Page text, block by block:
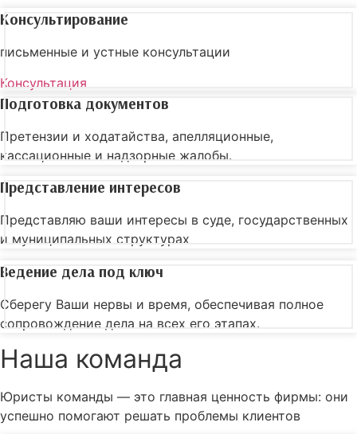
Консультирование
письменные и устные консультации
Консультация
Подготовка документов
Претензии и ходатайства, апелляционные,
кассационные и надзорные жалобы.
Представление интересов
Представляю ваши интересы в суде, государственных
и муниципальных структурах
Ведение дела под ключ
Сберегу Ваши нервы и время, обеспечивая полное
сопровождение дела на всех его этапах.
Наша команда
Юристы команды — это главная ценность фирмы: они
успешно помогают решать проблемы клиентов